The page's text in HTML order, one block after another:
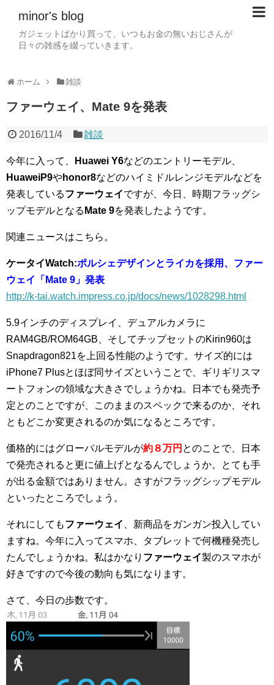
minor's blog
ガジェットばかり買って、いつもお金の無いおじさんが
日々の雑感を綴っていきます。
ホーム 雑談
ファーウェイ、Mate 9を発表
2016/11/4 雑談
今年に入って、 Huawei Y6などのエントリーモデル、
HuaweiP9やhonor8などのハイミドルレンジモデルなどを
発表しているファーウェイですが、今日、時期フラッグシ
ップモデルとなる Mate 9を発表したようです。
関連ニュースはこちら。
ケータイWatch:ポルシェデザインとライカを採用、ファー
ウェイ「Mate 9」発表
http://k-tai.watch.impress.co.jp/docs/news/1028298.html
5.9インチのディスプレイ、デュアルカメラに
RAM4GB/ROM64GB、そしてチップセットのKirin960は
Snapdragon821を上回る性能のようです。サイズ的には
iPhone7 Plusとほぼ同サイズということで、ギリギリスマ
ートフォンの領域な大きさでしょうかね。日本でも発売予
定とのことですが、このままのスペックで来るのか、それ
ともどこか変更されるのか気になるところです。
価格的にはグローバルモデルが約８万円 とのことで、日本
で発売されると更に値上げとなるんでしょうか。とても手
が出る金額ではありません。さすがフラッグシップモデル
といったところでしょう。
それにしてもファーウェイ
、新商品をガンガン投入してい
ますね。今年に入ってスマホ、タブレットで何機種発売し
たんでしょうかね。私はかなり ファーウェイ製のスマホが
好きですので今後の動向も気になります。
さて、今日の歩数です。